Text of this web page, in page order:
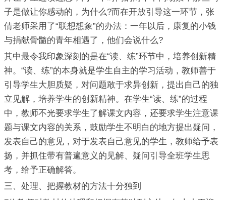
子是做让你感动的，为什么?而在开放引导这一环节，张
倩老师采用了“联想想象”的办法：一年以后，康复的小钱
与捐献骨髓的青年相遇了，他们会说什么?
其中最令我印象深刻的是在“读、练”环节中，培养创新精
神。“读、练”的本身就是学生自主的学习活动，教师善于
引导学生大胆质疑，对问题敢于求异创新，提出自己的独
立见解，培养学生的创新精神。在学生“读、练”的过程
中，教师不光要求学生了解课文内容，还要求学生注意课
题与课文内容的关系，鼓励学生不明白的地方提出疑问，
发表自己的意见，对于发表自己意见的学生，教师给予表
扬，并抓住带有普遍意义的见解、疑问引导全班学生思
考，给予正确解答。
三、处理、把握教材的方法十分独到